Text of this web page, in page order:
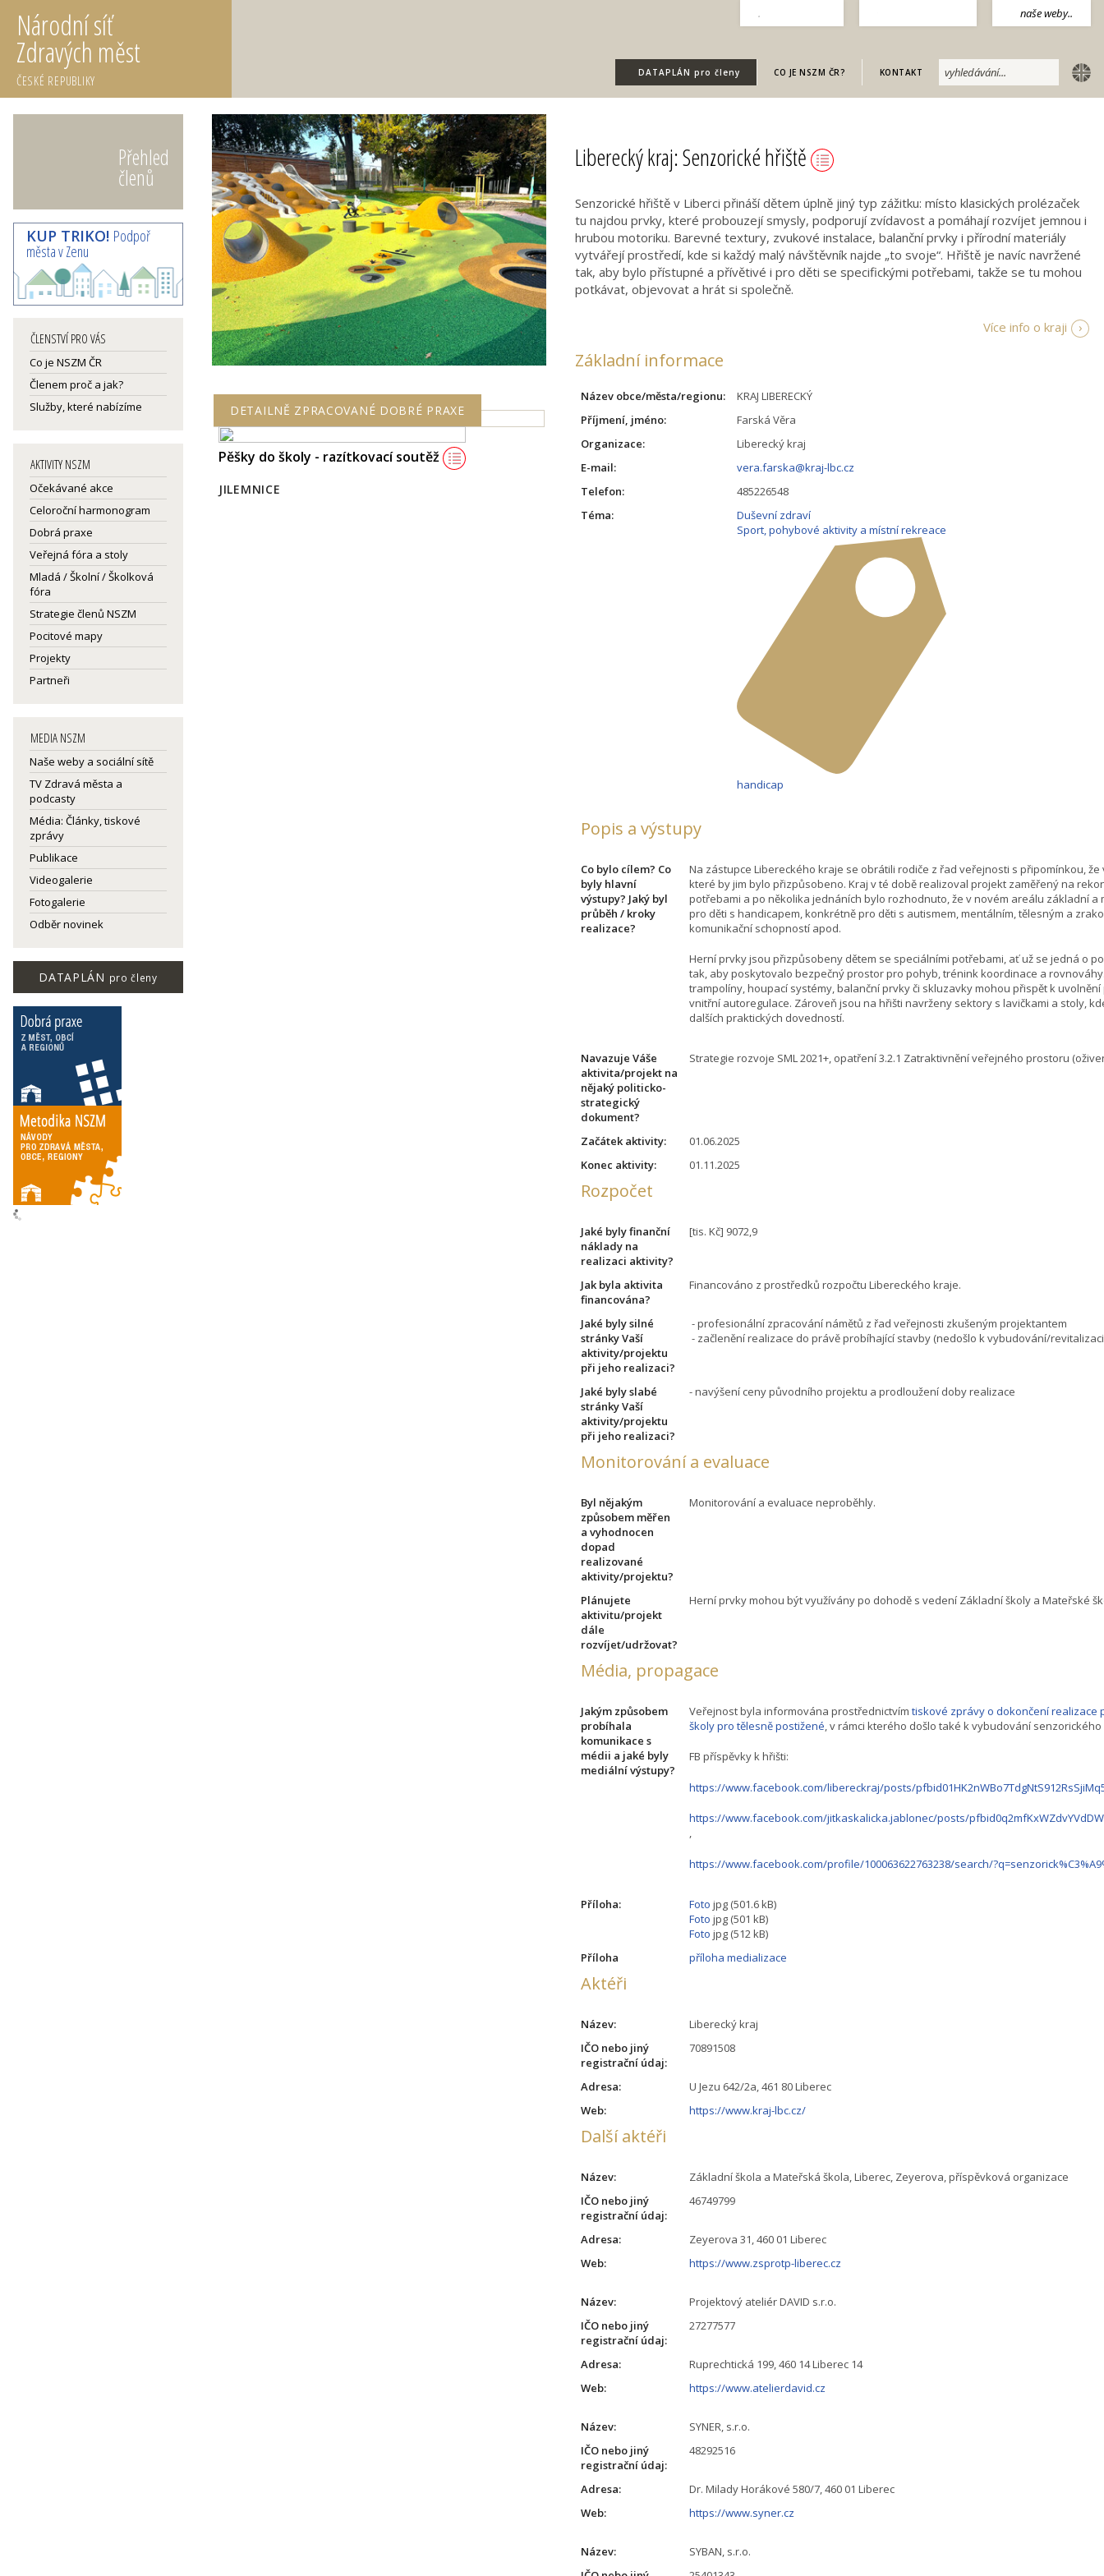
naše weby..
.
Národní síť
Zdravých měst
ČESKÉ REPUBLIKY DATAPLÁN pro členy CO JE NSZM ČR? KONTAKT english
Přehled
členů
KUP TRIKO! Podpoř
města v Zenu
ČLENSTVÍ PRO VÁS
Co je NSZM ČR
Členem proč a jak?
Služby, které nabízíme
AKTIVITY NSZM
Očekávané akce
Celoroční harmonogram
Dobrá praxe
Veřejná fóra a stoly
Mladá / Školní / Školková
fóra
Strategie členů NSZM
Pocitové mapy
Projekty
Partneři
MEDIA NSZM
Naše weby a sociální sítě
TV Zdravá města a
podcasty
Média: Články, tiskové
zprávy
Publikace
Videogalerie
Fotogalerie
Odběr novinek
DATAPLÁN pro členy
DETAILNĚ ZPRACOVANÉ DOBRÉ PRAXE
Pěšky do školy - razítkovací soutěž
JILEMNICE
Liberecký kraj: Senzorické hřiště
Senzorické hřiště v Liberci přináší dětem úplně jiný typ zážitku: místo klasických prolézaček
tu najdou prvky, které probouzejí smysly, podporují zvídavost a pomáhají rozvíjet jemnou i
hrubou motoriku. Barevné textury, zvukové instalace, balanční prvky i přírodní materiály
vytvářejí prostředí, kde si každý malý návštěvník najde „to svoje“. Hřiště je navíc navržené
tak, aby bylo přístupné a přívětivé i pro děti se specifickými potřebami, takže se tu mohou
potkávat, objevovat a hrát si společně.
Více info o kraji
Základní informace
Název obce/města/regionu:
KRAJ LIBERECKÝ
Příjmení, jméno:
Farská Věra
Organizace:
Liberecký kraj
E-mail:
vera.farska@kraj-lbc.cz
Telefon:
485226548
Téma:
Duševní zdraví
Sport, pohybové aktivity a místní rekreace
handicap
Popis a výstupy
Co bylo cílem? Co
byly hlavní
výstupy? Jaký byl
průběh / kroky
realizace?
Na zástupce Libereckého kraje se obrátili rodiče z řad veřejnosti s připomínkou,
které by jim bylo přizpůsobeno. Kraj v té době realizoval projekt zaměřený na
potřebami a po několika jednáních bylo rozhodnuto, že v novém areálu základní
pro děti s handicapem, konkrétně pro děti s autismem, mentálním, tělesným a
komunikační schopností apod.
Herní prvky jsou přizpůsobeny dětem se speciálními potřebami, ať už se jedná o
tak, aby poskytovalo bezpečný prostor pro pohyb, trénink koordinace a
trampolíny, houpací systémy, balanční prvky či skluzavky mohou přispět k
vnitřní autoregulace. Zároveň jsou na hřišti navrženy sektory s lavičkami a stoly,
dalších praktických dovedností.
Navazuje Váše
aktivita/projekt na
nějaký politicko-
strategický
dokument?
Strategie rozvoje SML 2021+, opatření 3.2.1 Zatraktivnění veřejného prostoru
Začátek aktivity:
01.06.2025
Konec aktivity:
01.11.2025
Rozpočet
Jaké byly finanční
náklady na
realizaci aktivity?
[tis. Kč] 9072,9
Jak byla aktivita
financována?
Financováno z prostředků rozpočtu Libereckého kraje.
Jaké byly silné
stránky Vaší
aktivity/projektu
při jeho realizaci?
- profesionální zpracování námětů z řad veřejnosti zkušeným projektantem
- začlenění realizace do právě probíhající stavby (nedošlo k vybudování/
Jaké byly slabé
stránky Vaší
aktivity/projektu
při jeho realizaci?
- navýšení ceny původního projektu a prodloužení doby realizace
Monitorování a evaluace
Byl nějakým
způsobem měřen
a vyhodnocen
dopad
realizované
aktivity/projektu?
Monitorování a evaluace neproběhly.
Plánujete
aktivitu/projekt
dále
rozvíjet/udržovat?
Herní prvky mohou být využívány po dohodě s vedení Základní školy a Mateřské
Média, propagace
Jakým způsobem
probíhala
komunikace s
médii a jaké byly
mediální výstupy?
Veřejnost byla informována prostřednictvímtiskové zprávy o dokončení
školy pro tělesně postižené, v rámci kterého došlo také k vybudování senzorického
FB příspěvky k hřišti:
https://www.facebook.com/libereckraj/posts/
https://www.facebook.com/jitkaskalicka.jablonec/posts/
,
https://www.facebook.com/profile/100063622763238/search/
Příloha: Foto jpg (501.6 kB)
Foto jpg (501 kB)
Foto jpg (512 kB)
Příloha
příloha medializace
Aktéři
Název:
Liberecký kraj
IČO nebo jiný
registrační údaj:
70891508
Adresa:
U Jezu 642/2a, 461 80 Liberec
Web:
https://www.kraj-lbc.cz/
Další aktéři
Název:
Základní škola a Mateřská škola, Liberec, Zeyerova, příspěvková organizace
IČO nebo jiný
registrační údaj:
46749799
Adresa:
Zeyerova 31, 460 01 Liberec
Web:
https://www.zsprotp-liberec.cz
Název:
Projektový ateliér DAVID s.r.o.
IČO nebo jiný
registrační údaj:
27277577
Adresa:
Ruprechtická 199, 460 14 Liberec 14
Web:
https://www.atelierdavid.cz
Název:
SYNER, s.r.o.
IČO nebo jiný
registrační údaj:
48292516
Adresa:
Dr. Milady Horákové 580/7, 460 01 Liberec
Web:
https://www.syner.cz
Název:
SYBAN, s.r.o.